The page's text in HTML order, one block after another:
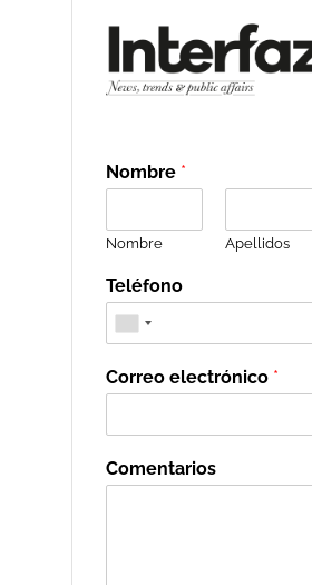
Nombre *
Nombre Apellidos
Teléfono
Correo electrónico *
Comentarios